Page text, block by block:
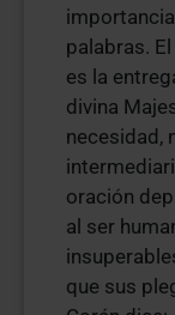
palabras.
es la
divina
necesidad,
oración
al ser
que sus